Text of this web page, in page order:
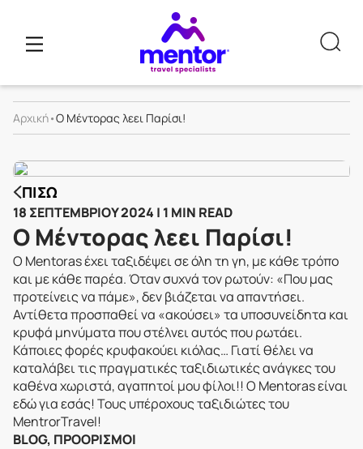
Αρχική•Ο Μέντορας λεει Παρίσι!
ΠΊΣΩ
18 ΣΕΠΤΕΜΒΡΊΟΥ 2024 | 1 MIN READ
Ο Μέντορας λεει Παρίσι!
O Mentoras έχει ταξιδέψει σε όλη τη γη, με κάθε τρόπο
και με κάθε παρέα. Όταν συχνά τον ρωτούν: «Που μας
προτείνεις να πάμε», δεν βιάζεται να απαντήσει.
Αντίθετα προσπαθεί να «ακούσει» τα υποσυνείδητα και
κρυφά μηνύματα που στέλνει αυτός που ρωτάει.
Κάποιες φορές κρυφακούει κιόλας… Γιατί θέλει να
καταλάβει τις πραγματικές ταξιδιωτικές ανάγκες του
καθένα χωριστά, αγαπητοί μου φίλοι!! Ο Mentoras είναι
εδώ για εσάς! Τους υπέροχους ταξιδιώτες του
MentrorTravel!
BLOG, ΠΡΟΟΡΙΣΜΟΊ